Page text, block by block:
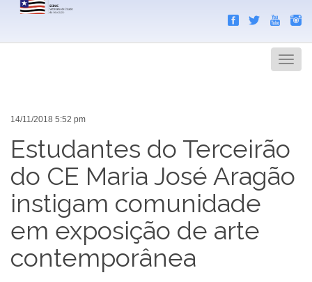
Menu
14/11/2018 5:52 pm
Estudantes do Terceirão
do CE Maria José Aragão
instigam comunidade
em exposição de arte
contemporânea